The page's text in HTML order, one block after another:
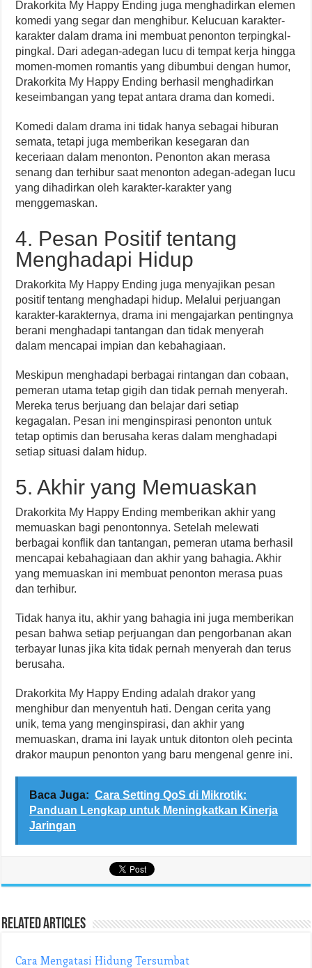
Drakorkita My Happy Ending juga menghadirkan elemen
komedi yang segar dan menghibur. Kelucuan karakter-
karakter dalam drama ini membuat penonton terpingkal-
pingkal. Dari adegan-adegan lucu di tempat kerja hingga
momen-momen romantis yang dibumbui dengan humor,
Drakorkita My Happy Ending berhasil menghadirkan
keseimbangan yang tepat antara drama dan komedi.
Komedi dalam drama ini tidak hanya sebagai hiburan
semata, tetapi juga memberikan kesegaran dan
keceriaan dalam menonton. Penonton akan merasa
senang dan terhibur saat menonton adegan-adegan lucu
yang dihadirkan oleh karakter-karakter yang
menggemaskan.
4. Pesan Positif tentang
Menghadapi Hidup
Drakorkita My Happy Ending juga menyajikan pesan
positif tentang menghadapi hidup. Melalui perjuangan
karakter-karakternya, drama ini mengajarkan pentingnya
berani menghadapi tantangan dan tidak menyerah
dalam mencapai impian dan kebahagiaan.
Meskipun menghadapi berbagai rintangan dan cobaan,
pemeran utama tetap gigih dan tidak pernah menyerah.
Mereka terus berjuang dan belajar dari setiap
kegagalan. Pesan ini menginspirasi penonton untuk
tetap optimis dan berusaha keras dalam menghadapi
setiap situasi dalam hidup.
5. Akhir yang Memuaskan
Drakorkita My Happy Ending memberikan akhir yang
memuaskan bagi penontonnya. Setelah melewati
berbagai konflik dan tantangan, pemeran utama berhasil
mencapai kebahagiaan dan akhir yang bahagia. Akhir
yang memuaskan ini membuat penonton merasa puas
dan terhibur.
Tidak hanya itu, akhir yang bahagia ini juga memberikan
pesan bahwa setiap perjuangan dan pengorbanan akan
terbayar lunas jika kita tidak pernah menyerah dan terus
berusaha.
Drakorkita My Happy Ending adalah drakor yang
menghibur dan menyentuh hati. Dengan cerita yang
unik, tema yang menginspirasi, dan akhir yang
memuaskan, drama ini layak untuk ditonton oleh pecinta
drakor maupun penonton yang baru mengenal genre ini.
Baca Juga: Cara Setting QoS di Mikrotik:
Panduan Lengkap untuk Meningkatkan Kinerja
Jaringan
Related Articles
Cara Mengatasi Hidung Tersumbat